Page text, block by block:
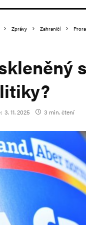
Zprávy Zahraničí
3. 11. 2025 3 min. čtení